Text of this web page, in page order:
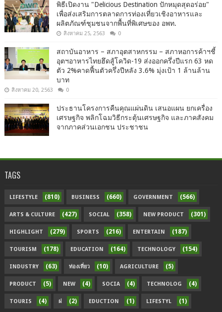
พิธีเปิดงาน "Delicious Destination ปักหมุดสุดอร่อย"
เพื่อส่งเสริมการตลาดการท่องเที่ยวเชิงอาหารและ
ผลิตภัณฑ์ชุมชนจากพื้นที่พิเศษของ อพท.
สิงหาคม 25, 2563 0
สถาบันอาหาร – สภาอุตสาหกรรม – สภาหอการค้าฯชี้
อุตฯอาหารไทยฮึดสู้โควิด-19 ส่งออกครึ่งปีแรก 63 หด
ตัว 2%คาดฟื้นตัวครึ่งปีหลัง 3.6% มุ่งเป้า 1 ล้านล้าน
บาท
สิงหาคม 20, 2563 0
ประธานโครงการคืนคุณแผ่นดิน เสนอแผน ยกเครื่อง
เศรษฐกิจ พลิกโฉมวิธีกระตุ้นเศรษฐกิจ และภาคสังคม
จากภาคส่วนเอกชน ประชาชน
TAGS
LIFESTYLE (810) BUSINESS (660) GOVERNMENT (566)
ARTS & CULTURE (427) SOCIAL (358) NEW PRODUCT (301)
HIGHLIGHT (279) SPORTS (216) ENTERTAIN (187)
TOURISM (178) EDUCATION (164) TECHNOLOGY (154)
INDUSTRY (63) ท่องเที่ยว (10) AGRICULTURE (5)
PRODUCT (5) NEW (4) SOCIA (4) TECHNOLOG (4)
TOURIS (4) ฝ (2) EDUCTION (1) LIFESTYL (1)